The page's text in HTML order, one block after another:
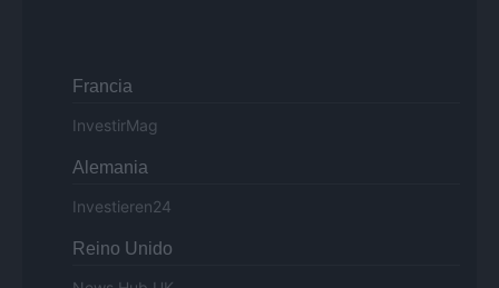
Francia
InvestirMag
Alemania
Investieren24
Reino Unido